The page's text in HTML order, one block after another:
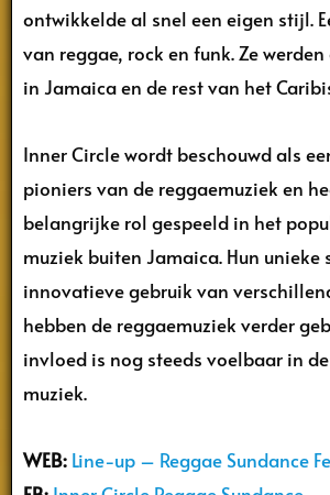
ontwikkelde al snel een eigen stijl.
van reggae, rock en funk. Ze
in Jamaica en de rest van het
Inner Circle wordt beschouwd als
pioniers van de reggaemuziek en
belangrijke rol gespeeld in het
muziek buiten Jamaica. Hun unieke
innovatieve gebruik van
hebben de reggaemuziek verder
invloed is nog steeds voelbaar in
muziek.
WEB: Line-up – Reggae Sundance